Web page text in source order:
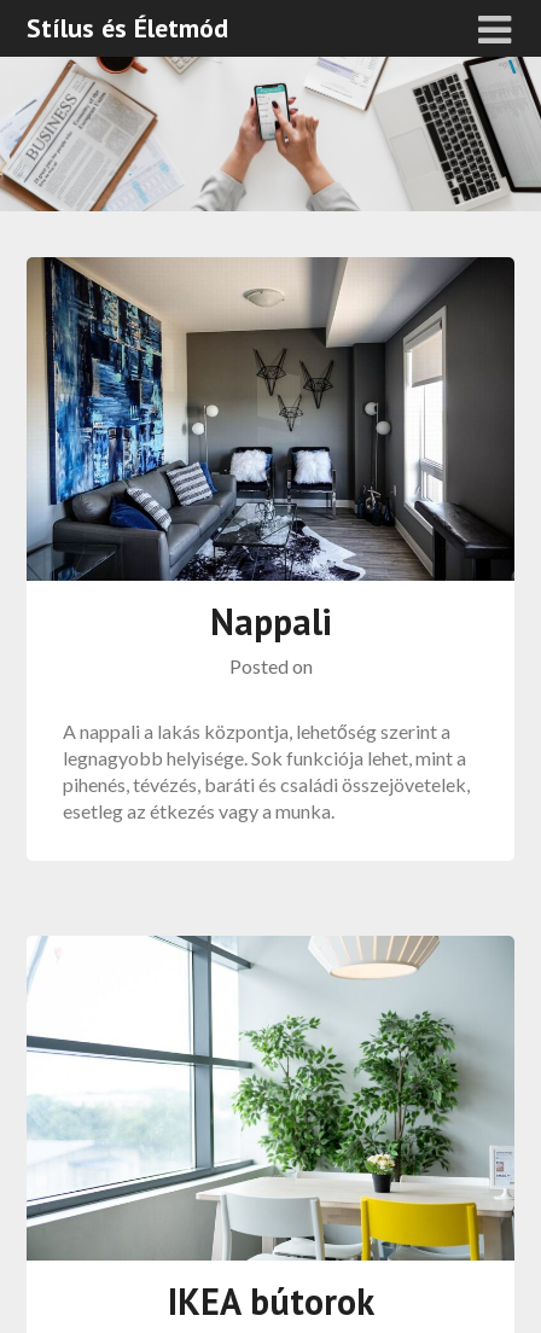
Stílus és Életmód
Nappali
Posted on
A nappali a lakás központja, lehetőség szerint a
legnagyobb helyisége. Sok funkciója lehet, mint a
pihenés, tévézés, baráti és családi összejövetelek,
esetleg az étkezés vagy a munka.
IKEA bútorok